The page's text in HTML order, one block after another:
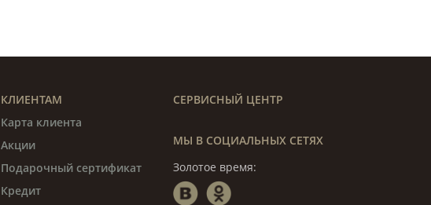
КЛИЕНТАМ
Карта клиента
Акции
Подарочный сертификат
Кредит
СЕРВИСНЫЙ ЦЕНТР
МЫ В СОЦИАЛЬНЫХ СЕТЯХ
Золотое время: